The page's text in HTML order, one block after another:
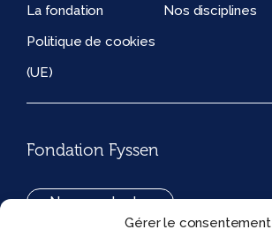
Gérer le consentement
La fondation
Nos disciplines
Politique de cookies
(UE)
Fondation Fyssen
Nous contacter